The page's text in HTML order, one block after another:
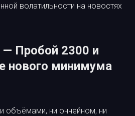
волатильности на новостях
— Пробой 2300 и
нового минимума
объёмами, ни ончейном, ни